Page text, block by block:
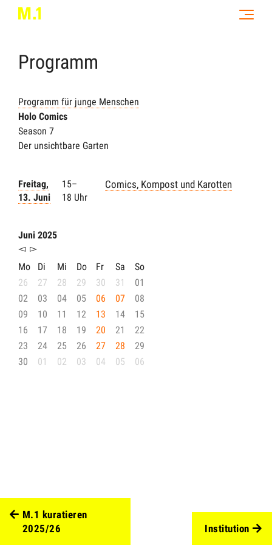
Programm
Programm für junge Menschen
Holo Comics
Season 7
Der unsichtbare Garten
Freitag,
13. Juni
15–
18 Uhr
Comics, Kompost und Karotten
Juni 2025
◅ ▻
Mo
Di Mi Do Fr Sa
So
26
27 28 29 30 31
01
02
03 04 05 06 07
08
09
10 11 12 13 14
15
16
17 18 19 20 21
22
23
24 25 26 27 28
29
30
01 02 03 04 05 06
M.1 kuratieren
2025/26
Institution